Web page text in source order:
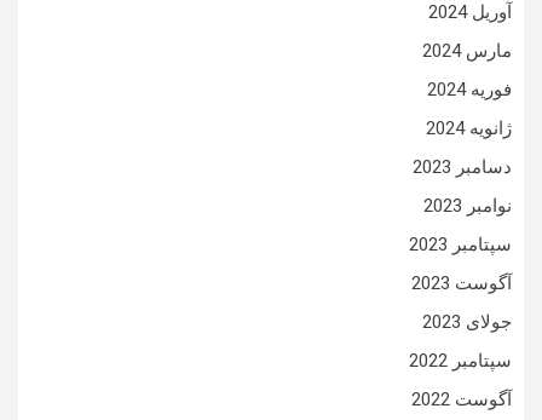
آوریل 2024
مارس 2024
فوریه 2024
ژانویه 2024
دسامبر 2023
نوامبر 2023
سپتامبر 2023
آگوست 2023
جولای 2023
سپتامبر 2022
آگوست 2022